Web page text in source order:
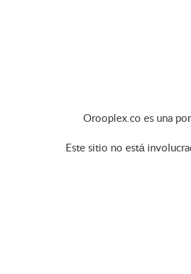
Orooplex.co es una
Este sitio no está